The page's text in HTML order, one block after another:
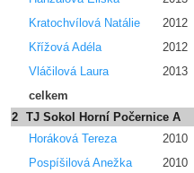
Kratochvílová Natálie
2012
Křížová Adéla
2012
Vláčilová Laura
2013
celkem
2 TJ Sokol Horní Počernice A
Horáková Tereza
2010
Pospíšilová Anežka
2010